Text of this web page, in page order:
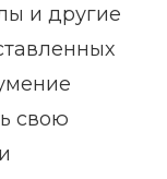
и другие
свою